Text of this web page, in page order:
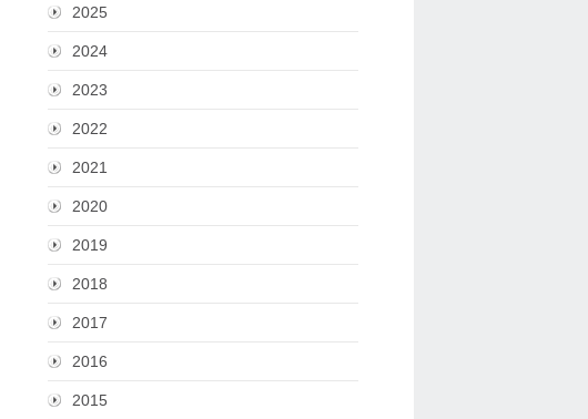
2025
2024
2023
2022
2021
2020
2019
2018
2017
2016
2015